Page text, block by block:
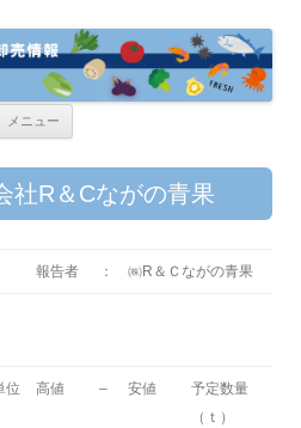
メニュー
ン
へ
プ
R＆Cながの青果
報告者 ： ㈱R＆Ｃながの青果
位 高値 – 安値
予定数量
（ｔ）